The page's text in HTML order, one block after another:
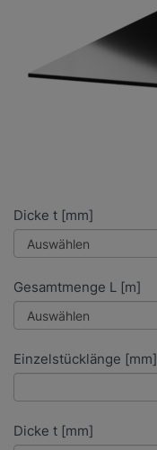
Dicke t [mm]
Gesamtmenge L [m]
Einzelstücklänge [mm]
Dicke t [mm]